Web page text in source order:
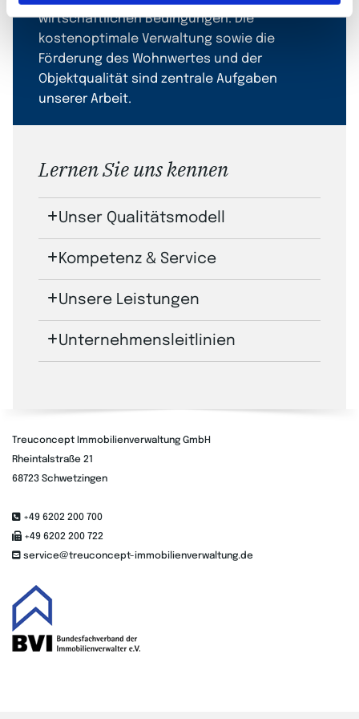
wirtschaftlichen Bedingungen. Die
kostenoptimale Verwaltung sowie die
Förderung des Wohnwertes und der
Objektqualität sind zentrale Aufgaben
unserer Arbeit.
Lernen Sie uns kennen
Unser Qualitätsmodell
Kompetenz & Service
Unsere Leistungen
Unternehmensleitlinien
Treuconcept Immobilienverwaltung GmbH
Rheintalstraße 21
68723 Schwetzingen
 +49 6202 200 700
 +49 6202 200 722
 service@treuconcept-immobilienverwaltung.de